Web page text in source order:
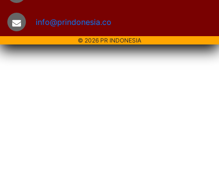
info@prindonesia.co
© 2026 PR INDONESIA